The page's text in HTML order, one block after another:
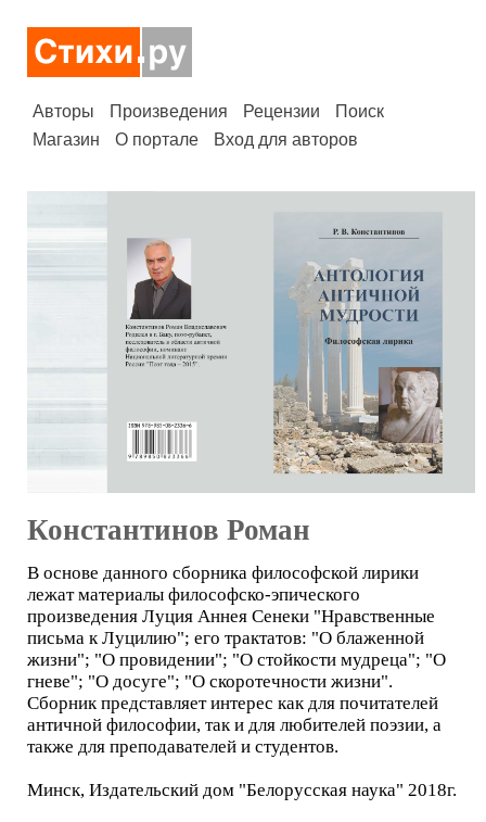
Авторы Произведения Рецензии
Поиск
Магазин
О портале Вход для авторов
Константинов Роман
В основе данного сборника философской лирики
лежат материалы философско-эпического
произведения Луция Аннея Сенеки "Нравственные
письма к Луцилию"; его трактатов: "О блаженной
жизни"; "О провидении"; "О стойкости мудреца"; "О
гневе"; "О досуге"; "О скоротечности жизни".
Сборник представляет интерес как для почитателей
античной философии, так и для любителей поэзии, а
также для преподавателей и студентов.
Минск, Издательский дом "Белорусская наука" 2018г.